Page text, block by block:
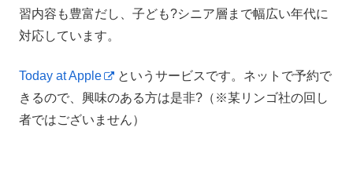
習内容も豊富だし、子ども?シニア層まで幅広い年代に
対応しています。
Today at Apple
というサービスです。ネットで予約で
きるので、興味のある方は是非?（※某リンゴ社の回し
者ではございません）